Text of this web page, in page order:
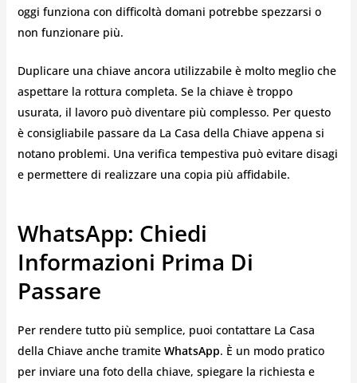
oggi funziona con difficoltà domani potrebbe spezzarsi o
non funzionare più.
Duplicare una chiave ancora utilizzabile è molto meglio che
aspettare la rottura completa. Se la chiave è troppo
usurata, il lavoro può diventare più complesso. Per questo
è consigliabile passare da La Casa della Chiave appena si
notano problemi. Una verifica tempestiva può evitare disagi
e permettere di realizzare una copia più affidabile.
WhatsApp: Chiedi
Informazioni Prima Di
Passare
Per rendere tutto più semplice, puoi contattare La Casa
della Chiave anche tramite WhatsApp. È un modo pratico
per inviare una foto della chiave, spiegare la richiesta e